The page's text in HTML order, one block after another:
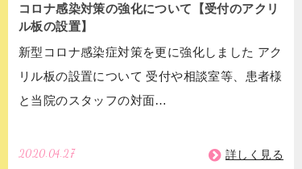
コロナ感染対策の強化について【受付のアクリ
ル板の設置】
新型コロナ感染症対策を更に強化しました アク
リル板の設置について 受付や相談室等、患者様
と当院のスタッフの対面…
2020.04.27 詳しく見る